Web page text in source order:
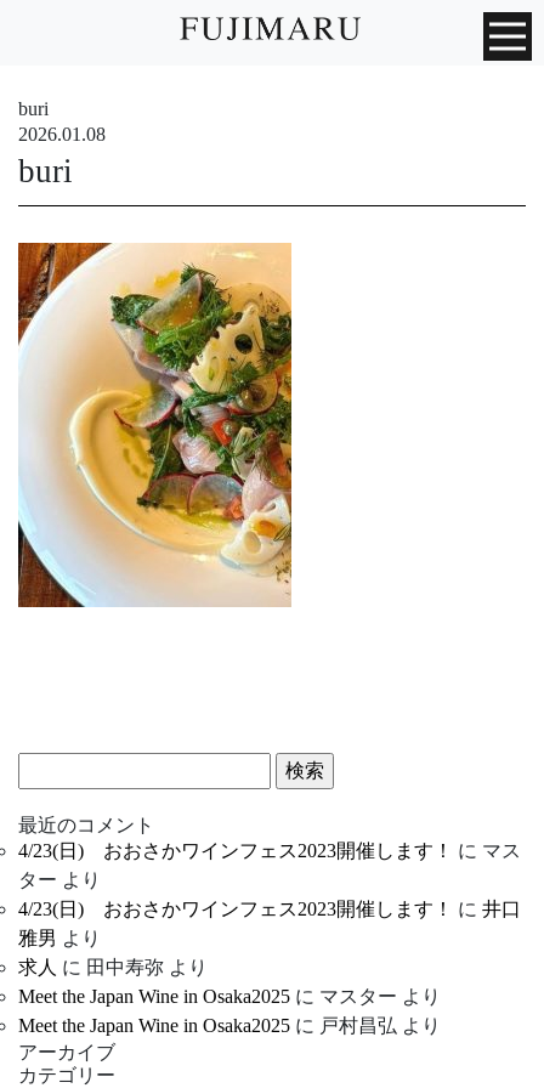
buri
2026.01.08
buri
索:
最近のコメント
4/23(日) おおさかワインフェス2023開催します！
に マス
ター より
4/23(日) おおさかワインフェス2023開催します！
に 井口
雅男 より
求人 に 田中寿弥 より
Meet the Japan Wine in Osaka2025 に マスター より
Meet the Japan Wine in Osaka2025 に 戸村昌弘 より
アーカイブ
カテゴリー